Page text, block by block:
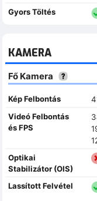
Gyors Töltés
KAMERA
Fő Kamera
Kép Felbontás
Videó Felbontás
és FPS
Optikai
Stabilizátor (OIS)
Lassított Felvétel